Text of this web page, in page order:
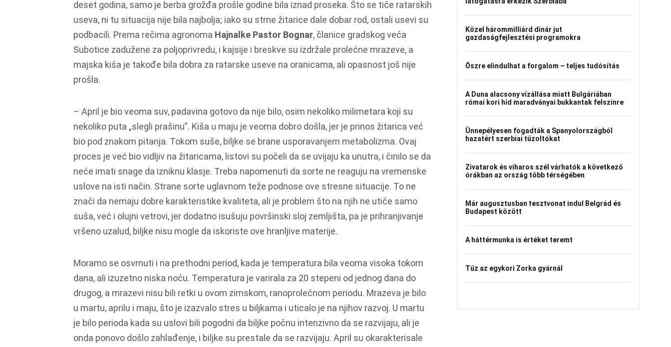
deset godina, samo je berba grožđa prošle godine bila iznad proseka. Što se tiče ratarskih
useva, ni tu situacija nije bila najbolja; iako su strne žitarice dale dobar rod, ostali usevi su
podbacili. Prema rečima agronoma Hajnalke Pastor Bognar, članice gradskog veća
Subotice zadužene za poljoprivredu, i kajsije i breskve su izdržale prolećne mrazeve, a
majska kiša je takođe bila dobra za ratarske useve na oranicama, ali opasnost još nije
prošla.
– April je bio veoma suv, padavina gotovo da nije bilo, osim nekoliko milimetara koji su
nekoliko puta „slegli prašinu”. Kiša u maju je veoma dobro došla, jer je prinos žitarica već
bio pod znakom pitanja. Tokom suše, biljke se brane usporavanjem metabolizma. Ovaj
proces je već bio vidljiv na žitaricama, listovi su počeli da se uvijaju ka unutra, i činilo se da
neće imati snage da izniknu klasje. Treba napomenuti da sorte ne reaguju na vremenske
uslove na isti način. Strane sorte uglavnom teže podnose ove stresne situacije. To ne
znači da nemaju dobre karakteristike kvaliteta, ali je problem što na njih ne utiče samo
suša, već i olujni vetrovi, jer dodatno isušuju površinski sloj zemljišta, pa je prihranjivanje
vršeno uzalud, biljke nisu mogle da iskoriste ove hranljive materije.
Moramo se osvrnuti i na prethodni period, kada je temperatura bila veoma visoka tokom
dana, ali izuzetno niska noću. Temperatura je varirala za 20 stepeni od jednog dana do
drugog, a mrazevi nisu bili retki u ovom zimskom, ranoprolećnom periodu. Mrazeva je bilo
u martu, aprilu i maju, što je izazvalo stres u biljkama i uticalo je na njihov razvoj. U martu
je bilo perioda kada su uslovi bili pogodni da biljke počnu intenzivno da se razvijaju, ali je
onda ponovo došlo zahlađenje, i biljke su prestale da se razvijaju. April su okarakterisale
Közel hárommilliárd dinár jut
gazdaságfejlesztési programokra
Őszre elindulhat a forgalom – teljes tudósítás
A Duna alacsony vízállása miatt Bulgáriában
római kori híd maradványai bukkantak felszínre
Ünnepélyesen fogadták a Spanyolországból
hazatért szerbiai tűzoltókat
Zivatarok és viharos szél várhatók a következő
órákban az ország több térségében
Már augusztusban tesztvonat indul Belgrád és
Budapest között
A háttérmunka is értéket teremt
Tűz az egykori Zorka gyárnál